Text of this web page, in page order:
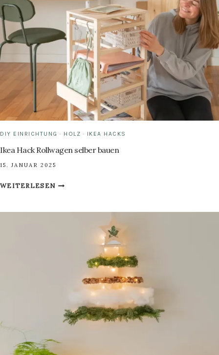
DIY EINRICHTUNG · HOLZ · IKEA HACKS
Ikea Hack Rollwagen selber bauen
15. JANUAR 2025
WEITERLESENIKEA